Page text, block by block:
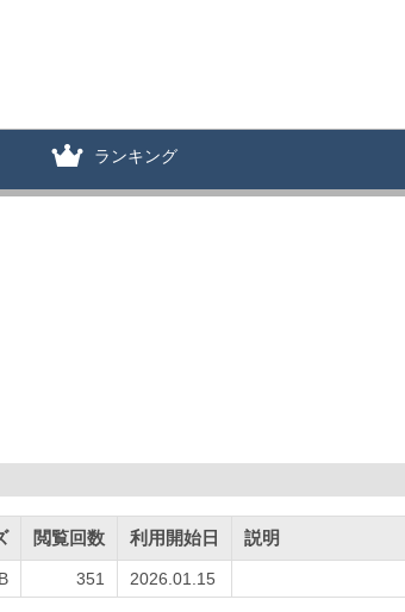
ランキング
閲覧回数 利用開始日 説明
351 2026.01.15